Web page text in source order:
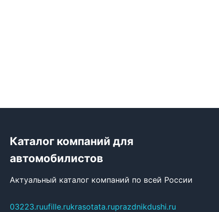
Каталог компаний для
автомобилистов
Актуальный каталог компаний по всей России
03223.ruufille.rukrasotata.ruprazdnikdushi.ru